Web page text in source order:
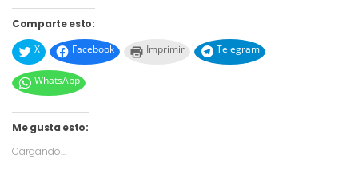
Comparte esto:
X
Facebook Imprimir Telegram
WhatsApp
Me gusta esto:
Cargando...